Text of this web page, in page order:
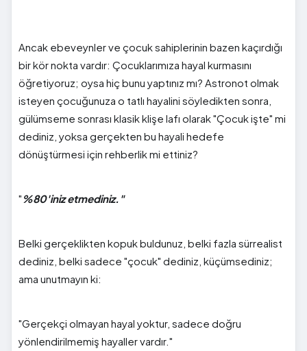
Ancak ebeveynler ve çocuk sahiplerinin bazen kaçırdığı
bir kör nokta vardır: Çocuklarımıza hayal kurmasını
öğretiyoruz; oysa hiç bunu yaptınız mı? Astronot olmak
isteyen çocuğunuza o tatlı hayalini söyledikten sonra,
gülümseme sonrası klasik klişe lafı olarak "Çocuk işte" mi
dediniz, yoksa gerçekten bu hayali hedefe
dönüştürmesi için rehberlik mi ettiniz?
" %80'iniz etmediniz."
Belki gerçeklikten kopuk buldunuz, belki fazla sürrealist
dediniz, belki sadece "çocuk" dediniz, küçümsediniz;
ama unutmayın ki:
"Gerçekçi olmayan hayal yoktur, sadece doğru
yönlendirilmemiş hayaller vardır."